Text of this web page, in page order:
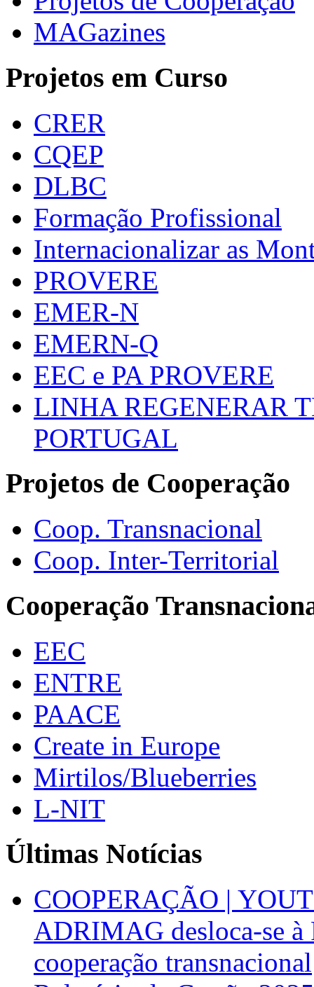
MAGazines
Projetos em Curso
CRER
CQEP
DLBC
Formação Profissional
Internacionalizar as
PROVERE
EMER-N
EMERN-Q
EEC e PA PROVERE
LINHA REGENERAR
PORTUGAL
Projetos de Cooperação
Coop. Transnacional
Coop. Inter-Territorial
Cooperação
EEC
ENTRE
PAACE
Create in Europe
Mirtilos/Blueberries
L-NIT
Últimas Notícias
COOPERAÇÃO |
ADRIMAG desloca-se
cooperação transnacional